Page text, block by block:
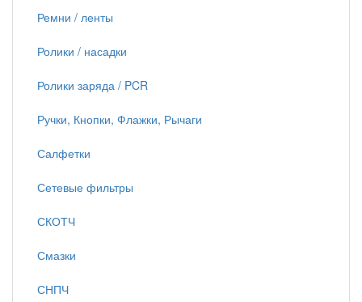
Ремни / ленты
Ролики / насадки
Ролики заряда / PCR
Ручки, Кнопки, Флажки, Рычаги
Салфетки
Сетевые фильтры
СКОТЧ
Смазки
СНПЧ